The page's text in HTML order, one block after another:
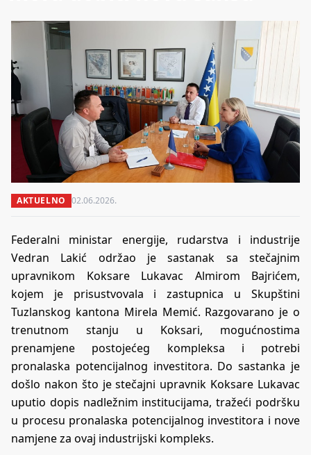
AKTUELNO 02.06.2026.
Federalni ministar energije, rudarstva i industrije
Vedran Lakić održao je sastanak sa stečajnim
upravnikom Koksare Lukavac Almirom Bajrićem,
kojem je prisustvovala i zastupnica u Skupštini
Tuzlanskog kantona Mirela Memić. Razgovarano je o
trenutnom stanju u Koksari, mogućnostima
prenamjene postojećeg kompleksa i potrebi
pronalaska potencijalnog investitora. Do sastanka je
došlo nakon što je stečajni upravnik Koksare Lukavac
uputio dopis nadležnim institucijama, tražeći podršku
u procesu pronalaska potencijalnog investitora i nove
namjene za ovaj industrijski kompleks.